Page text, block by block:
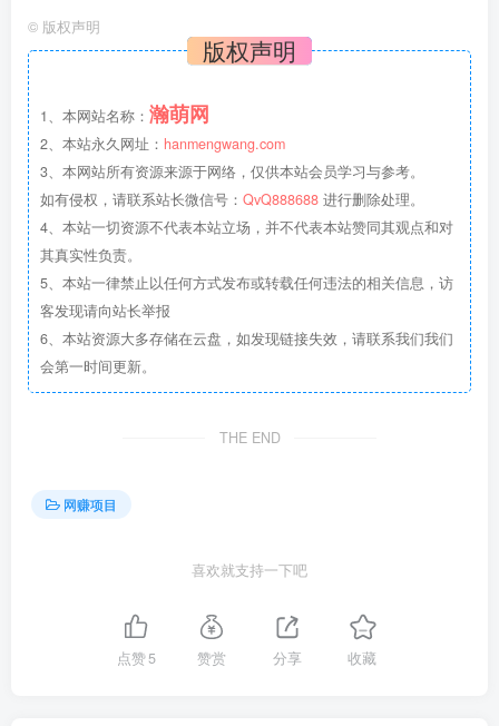
© 版权声明
版权声明
1、本网站名称： 瀚萌网
2、本站永久网址： hanmengwang.com
3、本网站所有资源来源于网络，仅供本站会员学习与参考。
如有侵权，请联系站长微信号： QvQ888688 进行删除处理。
4、本站一切资源不代表本站立场，并不代表本站赞同其观点和对
其真实性负责。
5、本站一律禁止以任何方式发布或转载任何违法的相关信息，访
客发现请向站长举报
6、本站资源大多存储在云盘，如发现链接失效，请联系我们我们
会第一时间更新。
THE END
网赚项目
喜欢就支持一下吧
点赞5 赞赏 分享 收藏